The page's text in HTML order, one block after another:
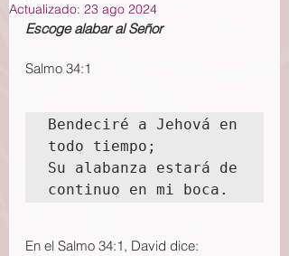
Actualizado: 23 ago 2024
Escoge alabar al Señor
Salmo 34:1
Bendeciré a Jehová en
todo tiempo;
Su alabanza estará de
continuo en mi boca.
En el Salmo 34:1, David dice: